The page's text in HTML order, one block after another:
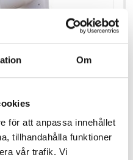
Om
för att anpassa innehållet
tillhandahålla funktioner
vår trafik. Vi
VIT